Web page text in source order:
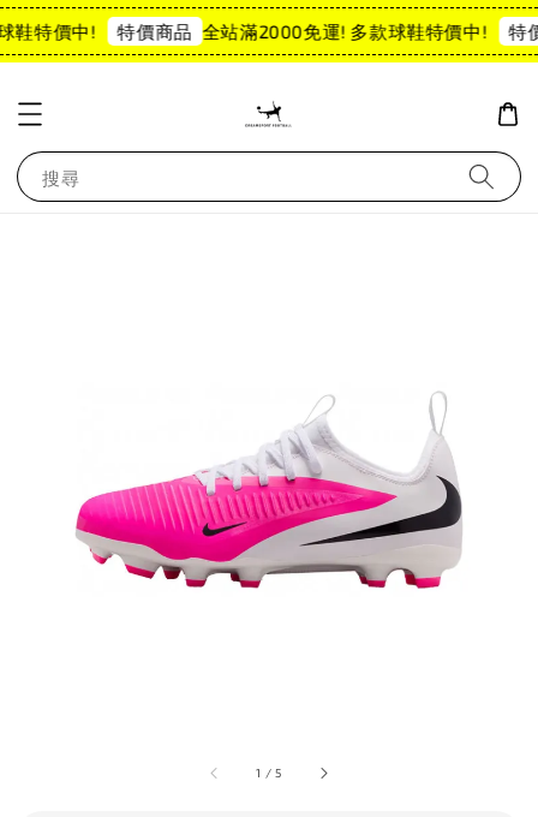
特價中! 特價商品 全站滿2000免運! 多款球鞋特價中! 特
搜尋
1 /5